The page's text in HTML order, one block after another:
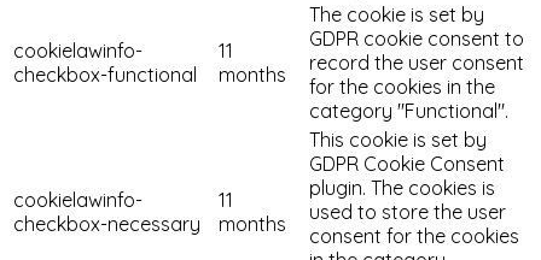
cookielawinfo-
checkbox-functional
11
months
The cookie is set by
GDPR cookie consent to
record the user consent
for the cookies in the
category "Functional".
cookielawinfo-
checkbox-necessary
11
months
This cookie is set by
GDPR Cookie Consent
plugin. The cookies is
used to store the user
consent for the cookies